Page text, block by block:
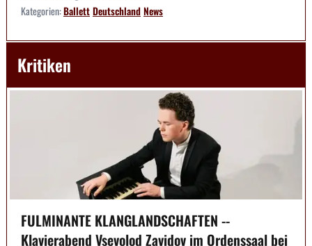
Kategorien:BallettDeutschlandNews
Kritiken
FULMINANTE KLANGLANDSCHAFTEN --
Klavierabend Vsevolod Zavidov im Ordenssaal bei